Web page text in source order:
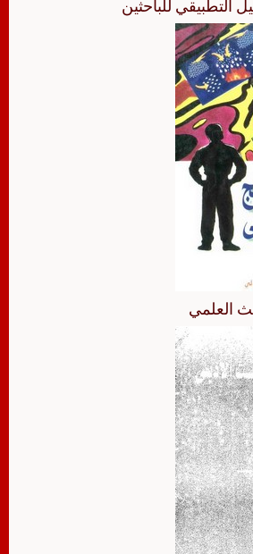
التطبيقي للباحثين
العلمي